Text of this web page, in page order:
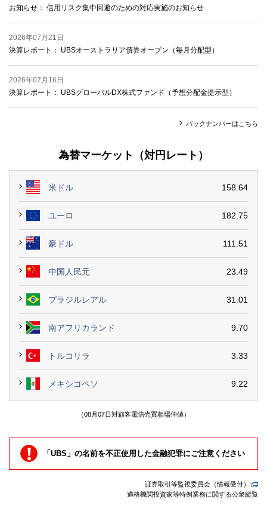
お知らせ： 信用リスク集中回避のための対応実施のお知らせ
2026年07月21日
決算レポート： UBSオーストラリア債券オープン（毎月分配型）
2026年07月16日
決算レポート： UBSグローバルDX株式ファンド（予想分配金提示型）
バックナンバーはこちら
為替マーケット（対円レート）
米ドル 158.64
ユーロ 182.75
豪ドル 111.51
中国人民元 23.49
ブラジルレアル 31.01
南アフリカランド 9.70
トルコリラ 3.33
メキシコペソ 9.22
（08月07日対顧客電信売買相場仲値）
「UBS」の名前を不正使用した金融犯罪にご注意ください
証券取引等監視委員会（情報受付）
適格機関投資家等特例業務に関する公衆縦覧